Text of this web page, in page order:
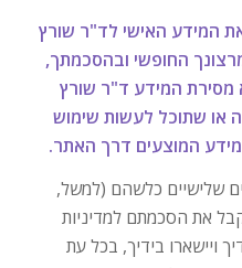
המידע האישי לד"ר שורץ
החופשי ובהסכמתך,
מסירת המידע ד"ר שורץ
או שתוכל לעשות שימוש
המוצעים דרך האתר.
שלישיים כלשהם (למשל,
את הסכמתם למדיניות
ויישארו בידיך, בכל עת